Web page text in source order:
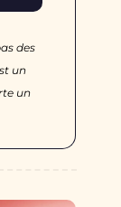
des
un
un